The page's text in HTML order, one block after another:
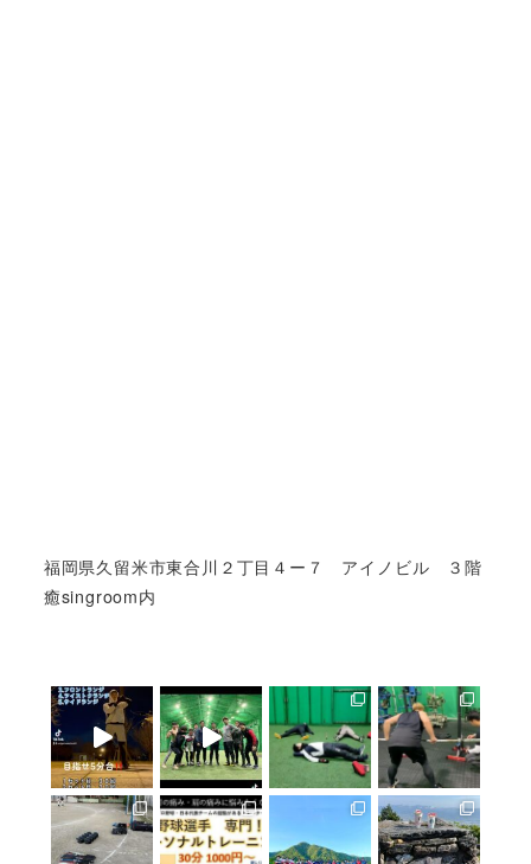
福岡県久留米市東合川２丁目４ー７ アイノビル ３階
癒singroom内